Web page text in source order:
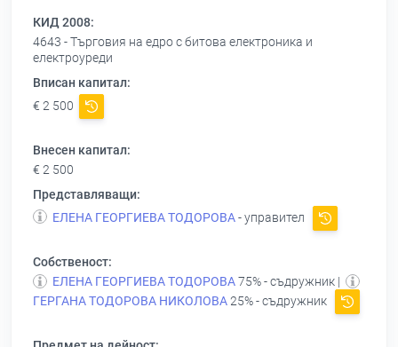
КИД 2008:
4643 - Търговия на едро с битова електроника и
електроуреди
Вписан капитал:
€ 2 500
Внесен капитал:
€ 2 500
Представляващи:
ЕЛЕНА ГЕОРГИЕВА ТОДОРОВА- управител
Собственост:
ЕЛЕНА ГЕОРГИЕВА ТОДОРОВА75% - съдружник |
ГЕРГАНА ТОДОРОВА НИКОЛОВА25% - съдружник